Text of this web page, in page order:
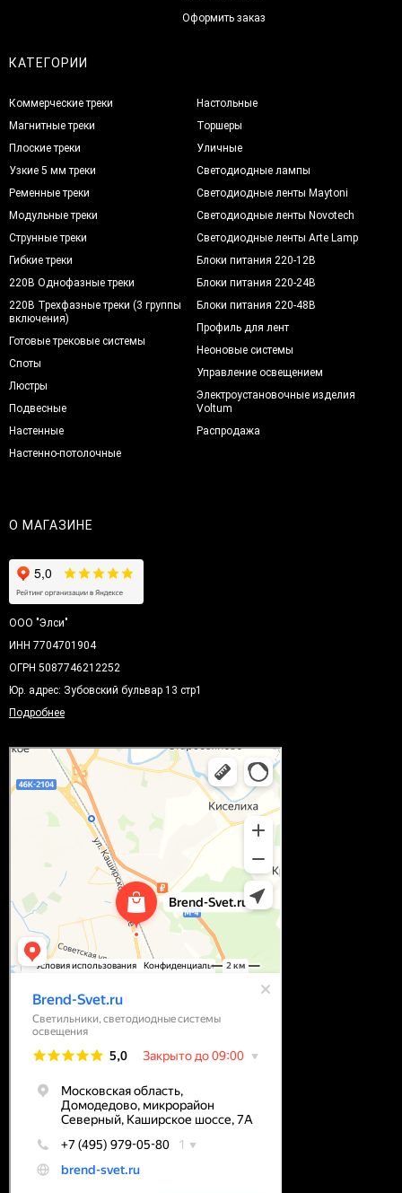
Оформить заказ
КАТЕГОРИИ
Коммерческие треки
Магнитные треки
Плоские треки
Узкие 5 мм треки
Ременные треки
Модульные треки
Струнные треки
Гибкие треки
220В Однофазные треки
220В Трехфазные треки (3 группы
включения)
Готовые трековые системы
Споты
Люстры
Подвесные
Настенные
Настенно-потолочные
Настольные
Торшеры
Уличные
Светодиодные лампы
Светодиодные ленты Maytoni
Светодиодные ленты Novotech
Светодиодные ленты Arte Lamp
Блоки питания 220-12В
Блоки питания 220-24В
Блоки питания 220-48В
Профиль для лент
Неоновые системы
Управление освещением
Электроустановочные изделия
Voltum
Распродажа
О МАГАЗИНЕ
ООО "Элси"
ИНН 7704701904
ОГРН 5087746212252
Юр. адрес: Зубовский бульвар 13 стр1
Подробнее